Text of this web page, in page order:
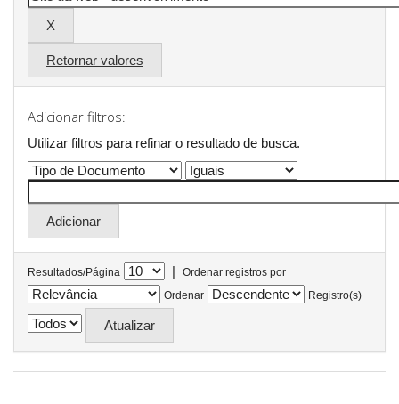
Retornar valores
Adicionar filtros:
Utilizar filtros para refinar o resultado de busca.
Resultados/Página |
Ordenar registros por
Ordenar
Registro(s)